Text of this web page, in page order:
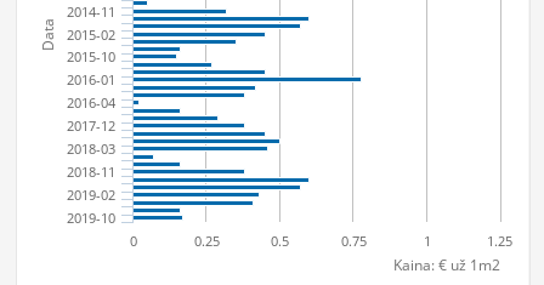
Data
Kaina: € už 1m2
2014-11
2015-02
2015-10
2016-01
2016-04
2017-12
2018-03
2018-11
2019-02
2019-10
0 1
0.25 0.5 0.75 1.25